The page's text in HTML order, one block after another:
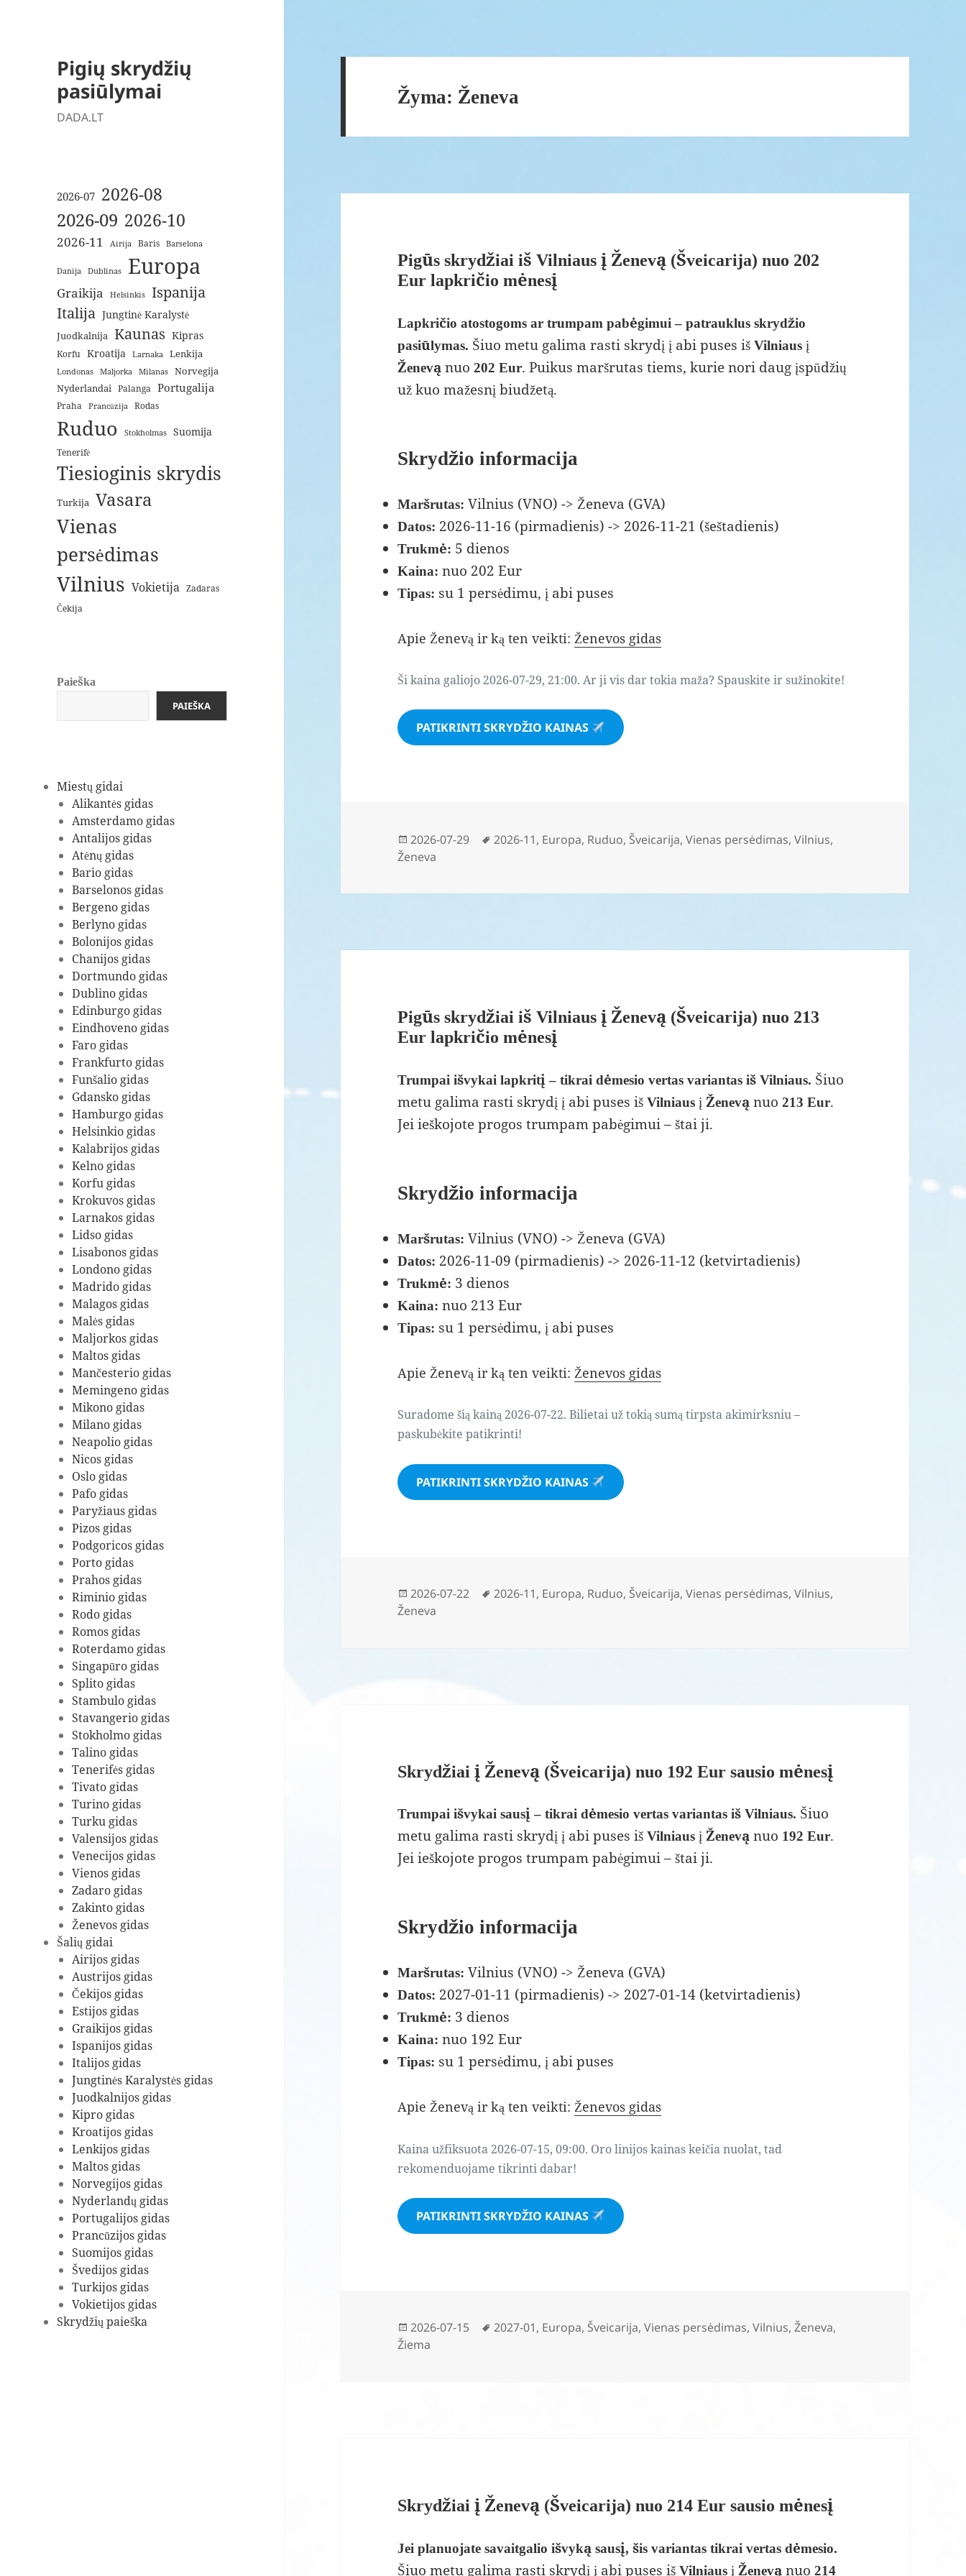
Pigių skrydžių
pasiūlymai
DADA.LT
2026-07 2026-08
2026-09 2026-10
2026-11 Airija Baris Barselona
Danija Dublinas Europa
Graikija Helsinkis
Ispanija
Italija Jungtinė Karalystė
Juodkalnija Kaunas Kipras
Korfu Kroatija Larnaka Lenkija
Londonas Maljorka Milanas
Norvegija
Nyderlandai Palanga Portugalija
Praha Prancūzija Rodas
Ruduo Stokholmas Suomija
Tenerifė
Tiesioginis skrydis
Turkija Vasara
Vienas
persėdimas
Vilnius Vokietija Zadaras
Čekija
Paieška
PAIEŠKA
Miestų gidai
Alikantės gidas
Amsterdamo gidas
Antalijos gidas
Atėnų gidas
Bario gidas
Barselonos gidas
Bergeno gidas
Berlyno gidas
Bolonijos gidas
Chanijos gidas
Dortmundo gidas
Dublino gidas
Edinburgo gidas
Eindhoveno gidas
Faro gidas
Frankfurto gidas
Funšalio gidas
Gdansko gidas
Hamburgo gidas
Helsinkio gidas
Kalabrijos gidas
Kelno gidas
Korfu gidas
Krokuvos gidas
Larnakos gidas
Lidso gidas
Lisabonos gidas
Londono gidas
Madrido gidas
Malagos gidas
Malės gidas
Maljorkos gidas
Maltos gidas
Mančesterio gidas
Memingeno gidas
Mikono gidas
Milano gidas
Neapolio gidas
Nicos gidas
Oslo gidas
Pafo gidas
Paryžiaus gidas
Pizos gidas
Podgoricos gidas
Porto gidas
Prahos gidas
Riminio gidas
Rodo gidas
Romos gidas
Roterdamo gidas
Singapūro gidas
Splito gidas
Stambulo gidas
Stavangerio gidas
Stokholmo gidas
Talino gidas
Tenerifės gidas
Tivato gidas
Turino gidas
Turku gidas
Valensijos gidas
Venecijos gidas
Vienos gidas
Zadaro gidas
Zakinto gidas
Ženevos gidas
Šalių gidai
Airijos gidas
Austrijos gidas
Čekijos gidas
Estijos gidas
Graikijos gidas
Ispanijos gidas
Italijos gidas
Jungtinės Karalystės gidas
Juodkalnijos gidas
Kipro gidas
Kroatijos gidas
Lenkijos gidas
Maltos gidas
Norvegijos gidas
Nyderlandų gidas
Portugalijos gidas
Prancūzijos gidas
Suomijos gidas
Švedijos gidas
Turkijos gidas
Vokietijos gidas
Skrydžių paieška
Žyma: Ženeva
Pigūs skrydžiai iš Vilniaus į Ženevą (Šveicarija) nuo 202
Eur lapkričio mėnesį
Lapkričio atostogoms ar trumpam pabėgimui – patrauklus skrydžio
pasiūlymas. Šiuo metu galima rasti skrydį į abi puses išVilniaus į
Ženevą nuo202 Eur. Puikus maršrutas tiems, kurie nori daug įspūdžių
už kuo mažesnį biudžetą.
Skrydžio informacija
Maršrutas: Vilnius (VNO) -> Ženeva (GVA)
Datos: 2026-11-16 (pirmadienis) -> 2026-11-21 (šeštadienis)
Trukmė: 5 dienos
Kaina: nuo 202 Eur
Tipas: su 1 persėdimu, į abi puses
Apie Ženevą ir ką ten veikti: Ženevos gidas
Ši kaina galiojo 2026-07-29, 21:00. Ar ji vis dar tokia maža? Spauskite ir sužinokite!
PATIKRINTI SKRYDŽIO KAINAS
Paskelbta
2026-07-29 Žymos
2026-11, Europa, Ruduo, Šveicarija,Vienas persėdimas,Vilnius,
Ženeva
Pigūs skrydžiai iš Vilniaus į Ženevą (Šveicarija) nuo 213
Eur lapkričio mėnesį
Trumpai išvykai lapkritį – tikrai dėmesio vertas variantas iš Vilniaus. Šiuo
metu galima rasti skrydį į abi puses išVilniaus įŽenevą nuo213 Eur.
Jei ieškojote progos trumpam pabėgimui – štai ji.
Skrydžio informacija
Maršrutas: Vilnius (VNO) -> Ženeva (GVA)
Datos: 2026-11-09 (pirmadienis) -> 2026-11-12 (ketvirtadienis)
Trukmė: 3 dienos
Kaina: nuo 213 Eur
Tipas: su 1 persėdimu, į abi puses
Apie Ženevą ir ką ten veikti:Ženevos gidas
Suradome šią kainą 2026-07-22. Bilietai už tokią sumą tirpsta akimirksniu –
paskubėkite patikrinti!
PATIKRINTI SKRYDŽIO KAINAS
Paskelbta
2026-07-22 Žymos
2026-11, Europa, Ruduo, Šveicarija,Vienas persėdimas,Vilnius,
Ženeva
Skrydžiai į Ženevą (Šveicarija) nuo 192 Eur sausio mėnesį
Trumpai išvykai sausį – tikrai dėmesio vertas variantas iš Vilniaus. Šiuo
metu galima rasti skrydį į abi puses išVilniaus įŽenevą nuo 192 Eur.
Jei ieškojote progos trumpam pabėgimui – štai ji.
Skrydžio informacija
Maršrutas: Vilnius (VNO) -> Ženeva (GVA)
Datos: 2027-01-11 (pirmadienis) -> 2027-01-14 (ketvirtadienis)
Trukmė: 3 dienos
Kaina: nuo 192 Eur
Tipas: su 1 persėdimu, į abi puses
Apie Ženevą ir ką ten veikti:Ženevos gidas
Kaina užfiksuota 2026-07-15, 09:00. Oro linijos kainas keičia nuolat, tad
rekomenduojame tikrinti dabar!
PATIKRINTI SKRYDŽIO KAINAS
Paskelbta
2026-07-15 Žymos
2027-01, Europa, Šveicarija,Vienas persėdimas,Vilnius,Ženeva,
Žiema
Skrydžiai į Ženevą (Šveicarija) nuo 214 Eur sausio mėnesį
Jei planuojate savaitgalio išvyką sausį, šis variantas tikrai vertas dėmesio.
Šiuo metu galima rasti skrydį į abi puses išVilniaus įŽenevą nuo214